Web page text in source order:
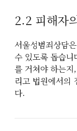
2.2 피해자
서울성범죄상담
수 있도록 돕습
를 거쳐야 하는
리고 법원에서의
다.